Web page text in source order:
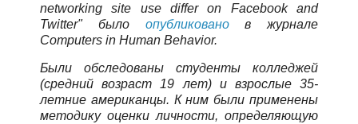
networking site use differ on Facebook and
Twitter" было опубликованов журнале
Computers in Human Behavior.
Были обследованы студенты колледжей
(средний возраст 19 лет) и взрослые 35-
летние американцы. К ним были применены
методику оценки личности, определяющую